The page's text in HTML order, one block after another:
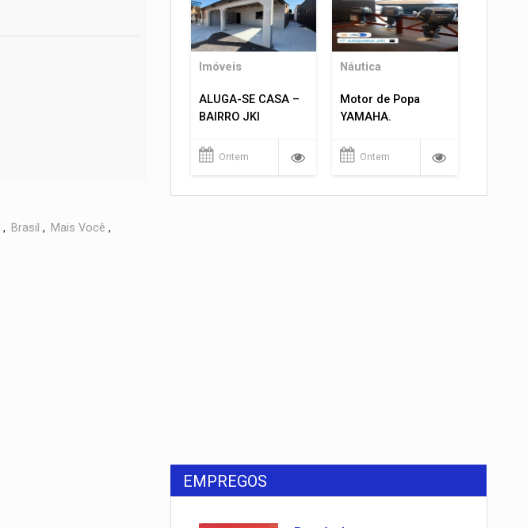
, Brasil , Mais Você ,
Imóveis
ALUGA-SE CASA –
BAIRRO JKI
Ontem
Náutica
Motor de Popa
YAMAHA.
Ontem
EMPREGOS